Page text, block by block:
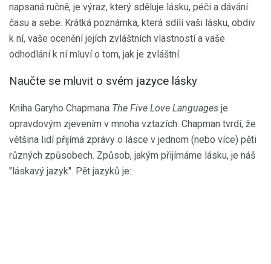
napsaná ručně, je výraz, který sděluje lásku, péči a dávání
času a sebe. Krátká poznámka, která sdílí vaši lásku, obdiv
k ní, vaše ocenění jejích zvláštních vlastností a vaše
odhodlání k ní mluví o tom, jak je zvláštní.
Naučte se mluvit o svém jazyce lásky
Kniha Garyho Chapmana The Five Love Languages je
opravdovým zjevením v mnoha vztazích. Chapman tvrdí, že
většina lidí přijímá zprávy o lásce v jednom (nebo více) pěti
různých způsobech. Způsob, jakým přijímáme lásku, je náš
"láskavý jazyk". Pět jazyků je: